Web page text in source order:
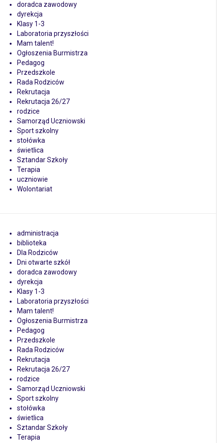
doradca zawodowy
dyrekcja
Klasy 1-3
Laboratoria przyszłości
Mam talent!
Ogłoszenia Burmistrza
Pedagog
Przedszkole
Rada Rodziców
Rekrutacja
Rekrutacja 26/27
rodzice
Samorząd Uczniowski
Sport szkolny
stołówka
świetlica
Sztandar Szkoły
Terapia
uczniowie
Wolontariat
administracja
biblioteka
Dla Rodziców
Dni otwarte szkół
doradca zawodowy
dyrekcja
Klasy 1-3
Laboratoria przyszłości
Mam talent!
Ogłoszenia Burmistrza
Pedagog
Przedszkole
Rada Rodziców
Rekrutacja
Rekrutacja 26/27
rodzice
Samorząd Uczniowski
Sport szkolny
stołówka
świetlica
Sztandar Szkoły
Terapia